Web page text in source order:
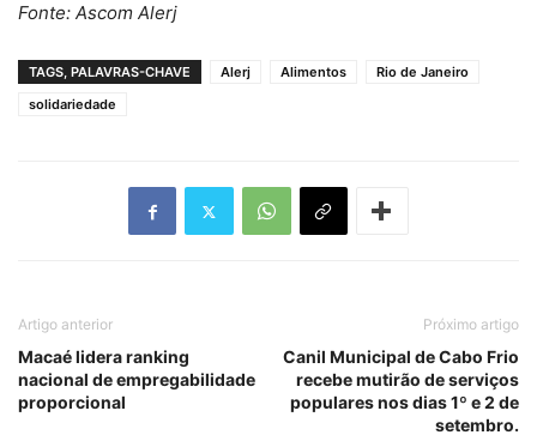
Fonte: Ascom Alerj
TAGS, PALAVRAS-CHAVE Alerj Alimentos
Rio de Janeiro
solidariedade
Artigo anterior
Macaé lidera ranking
nacional de empregabilidade
proporcional
Próximo artigo
Canil Municipal de Cabo Frio
recebe mutirão de serviços
populares nos dias 1º e 2 de
setembro.